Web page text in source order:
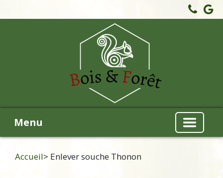
Menu
Accueil> Enlever souche Thonon